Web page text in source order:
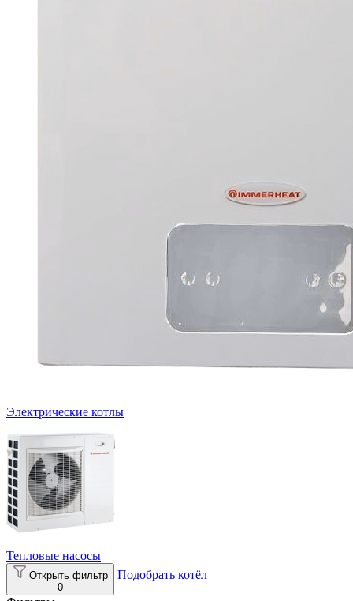
Электрические котлы
Тепловые насосы
Открыть фильтр
0
Подобрать котёл